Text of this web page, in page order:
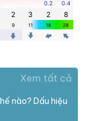
Xem tất cả
nào? Dấu hiệu